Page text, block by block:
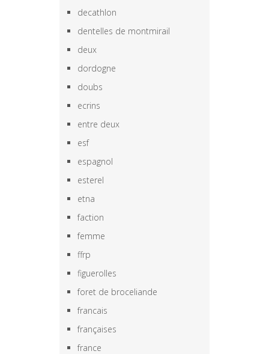
decathlon
dentelles de montmirail
deux
dordogne
doubs
ecrins
entre deux
esf
espagnol
esterel
etna
faction
femme
ffrp
figuerolles
foret de broceliande
francais
françaises
france